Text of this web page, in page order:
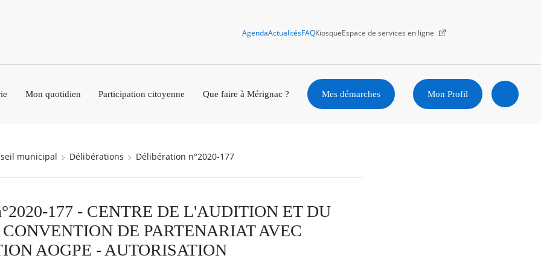
AgendaActualitésFAQKiosqueEspace de services en ligne
Mon quotidien Participation citoyenne Que faire à Mérignac ? Mes démarches Mon Profil
municipal Délibérations Délibération n°2020-177
177 - CENTRE DE L'AUDITION ET DU
DE PARTENARIAT AVEC
AOGPE - AUTORISATION